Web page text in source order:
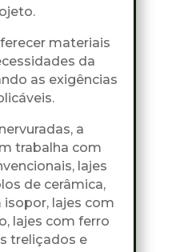
materiais
da
as exigências
a
trabalha com
lajes
de cerâmica,
lajes com
lajes com ferro
treliçados e